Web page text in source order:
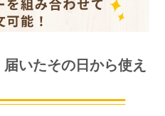
いたその日から使え